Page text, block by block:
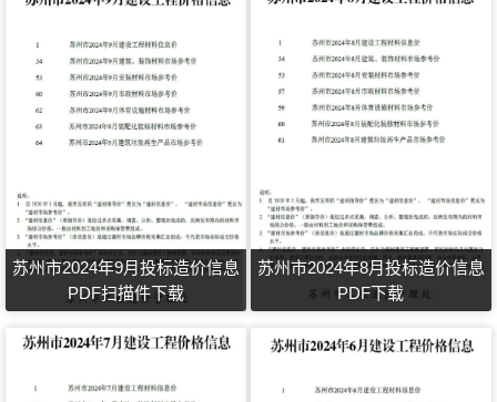
苏州市2024年9月投标造价信息
PDF扫描件下载
苏州市2024年8月投标造价信息
PDF下载